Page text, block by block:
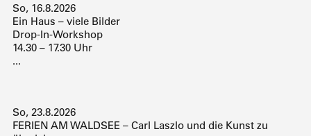
So, 16.8.2026
Ein Haus – viele Bilder
Drop-In-Workshop
14.30 – 17.30 Uhr
...
So, 23.8.2026
FERIEN AM WALDSEE – Carl Laszlo und die Kunst zu